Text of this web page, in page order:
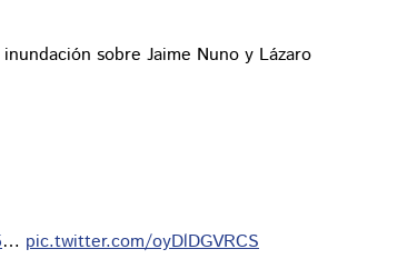
sobre Jaime Nuno y Lázaro
… pic.twitter.com/oyDlDGVRCS